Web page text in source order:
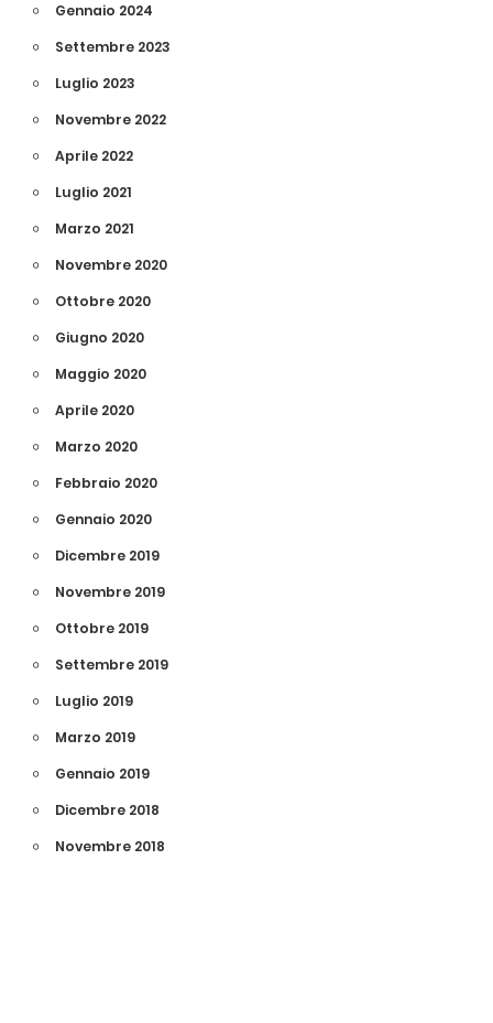
Gennaio 2024
Settembre 2023
Luglio 2023
Novembre 2022
Aprile 2022
Luglio 2021
Marzo 2021
Novembre 2020
Ottobre 2020
Giugno 2020
Maggio 2020
Aprile 2020
Marzo 2020
Febbraio 2020
Gennaio 2020
Dicembre 2019
Novembre 2019
Ottobre 2019
Settembre 2019
Luglio 2019
Marzo 2019
Gennaio 2019
Dicembre 2018
Novembre 2018